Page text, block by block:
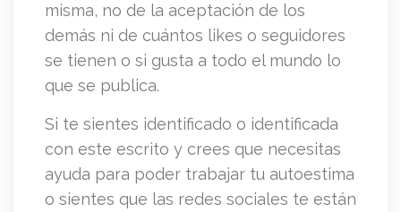
misma, no de la aceptación de los
demás ni de cuántos likes o seguidores
se tienen o si gusta a todo el mundo lo
que se publica.
Si te sientes identificado o identificada
con este escrito y crees que necesitas
ayuda para poder trabajar tu autoestima
o sientes que las redes sociales te están